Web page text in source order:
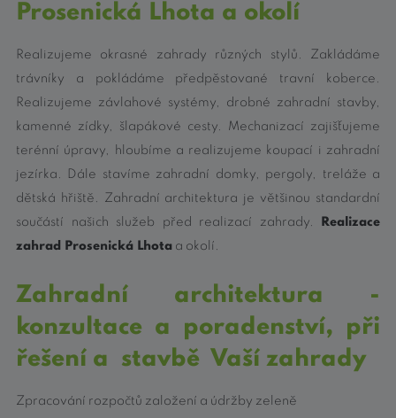
Prosenická Lhota a okolí
Realizujeme okrasné zahrady různých stylů. Zakládáme
trávníky a pokládáme předpěstované travní koberce.
Realizujeme závlahové systémy, drobné zahradní stavby,
kamenné zídky, šlapákové cesty. Mechanizací zajišťujeme
terénní úpravy, hloubíme a realizujeme koupací i zahradní
jezírka. Dále stavíme zahradní domky, pergoly, treláže a
dětská hřiště. Zahradní architektura je většinou standardní
součástí našich služeb před realizací zahrady.
Realizace
zahrad Prosenická Lhota a okolí.
Zahradní architektura -
konzultace a poradenství, při
řešení a stavbě Vaší zahrady
Zpracování rozpočtů založení a údržby zeleně